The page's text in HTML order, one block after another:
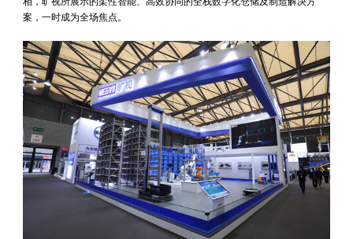
案，一时成为全场焦点。